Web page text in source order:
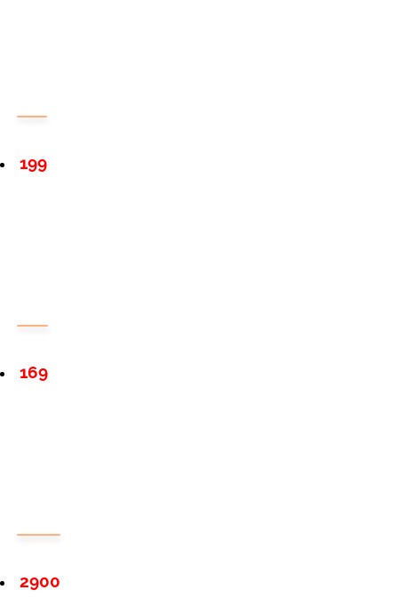
199
169
2900